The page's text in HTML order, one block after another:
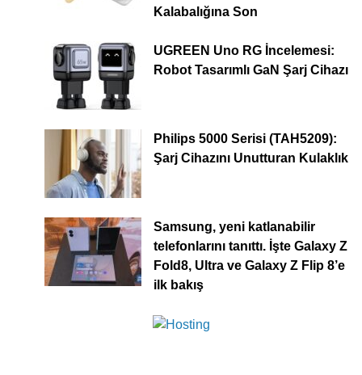
Kalabalığına Son
UGREEN Uno RG İncelemesi:
Robot Tasarımlı GaN Şarj Cihazı
Philips 5000 Serisi (TAH5209):
Şarj Cihazını Unutturan Kulaklık
Samsung, yeni katlanabilir
telefonlarını tanıttı. İşte Galaxy Z
Fold8, Ultra ve Galaxy Z Flip 8’e
ilk bakış